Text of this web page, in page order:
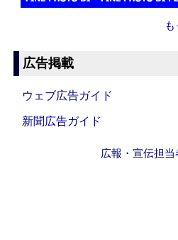
広告掲載
ウェブ広告ガイド
新聞広告ガイド
広報・宣伝担